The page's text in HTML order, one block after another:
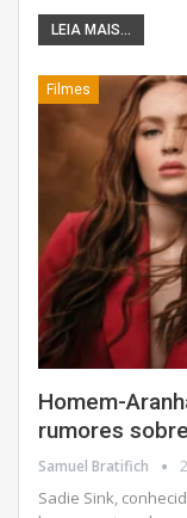
LEIA MAIS...
Filmes
Homem-
rumores
Samuel Bratifich
Sadie Sink,